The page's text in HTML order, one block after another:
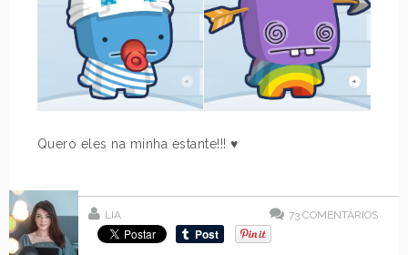
Quero eles na minha estante!!! ♥
LIA 73 COMENTÁRIOS